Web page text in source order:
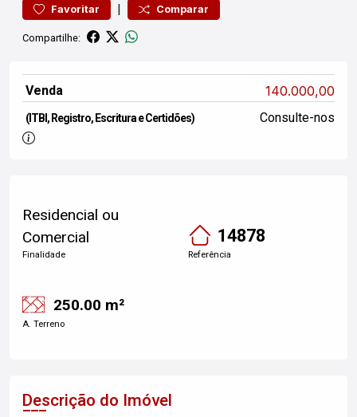
Favoritar | Comparar
Compartilhe:
Venda 140.000,00
(ITBI, Registro, Escritura e Certidões) Consulte-nos
Residencial ou
Comercial
Finalidade
14878
Referência
250.00 m²
A. Terreno
Descrição do Imóvel